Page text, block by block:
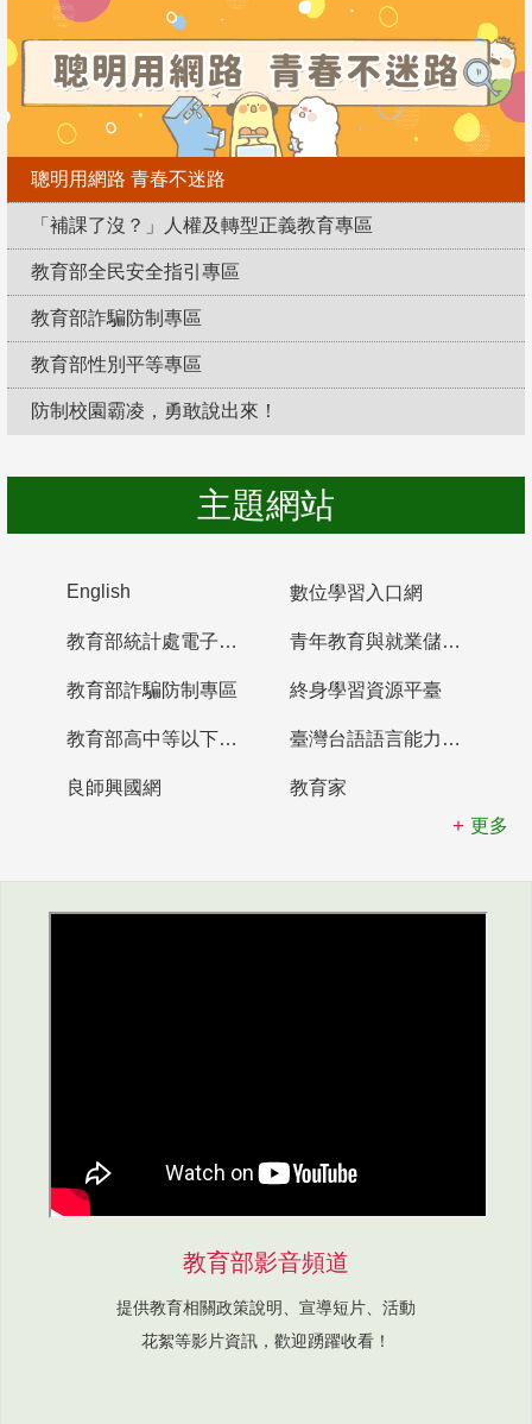
聰明用網路 青春不迷路
「補課了沒？」人權及轉型正義教育專區
教育部全民安全指引專區
教育部詐騙防制專區
教育部性別平等專區
防制校園霸凌，勇敢說出來！
主題網站
English 數位學習入口網
教育部統計處電子書櫃 青年教育與就業儲蓄帳戶
教育部詐騙防制專區 終身學習資源平臺
教育部高中等以下學校及幼兒園教師資格檢定考試 臺灣台語語言能力認證網站
良師興國網
教育家
更多
教育部影音頻道
提供教育相關政策說明、宣導短片、活動
花絮等影片資訊，歡迎踴躍收看！